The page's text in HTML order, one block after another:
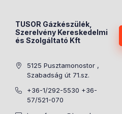
TUSOR Gázkészülék,
Szerelvény Kereskedelmi
és Szolgáltató Kft
5125 Pusztamonostor ,
Szabadság út 71.sz.
+36-1/292-5530 +36-
57/521-070